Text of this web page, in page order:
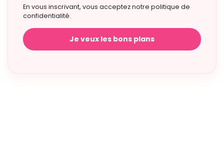
En vous inscrivant, vous acceptez notre politique de
confidentialité.